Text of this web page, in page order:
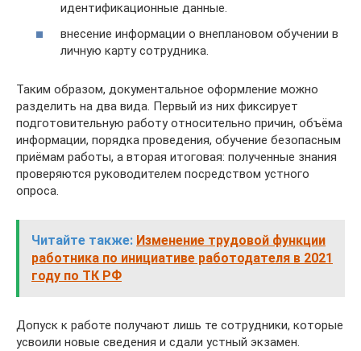
идентификационные данные.
внесение информации о внеплановом обучении в
личную карту сотрудника.
Таким образом, документальное оформление можно
разделить на два вида. Первый из них фиксирует
подготовительную работу относительно причин, объёма
информации, порядка проведения, обучение безопасным
приёмам работы, а вторая итоговая: полученные знания
проверяются руководителем посредством устного
опроса.
Читайте также: Изменение трудовой функции
работника по инициативе работодателя в 2021
году по ТК РФ
Допуск к работе получают лишь те сотрудники, которые
усвоили новые сведения и сдали устный экзамен.